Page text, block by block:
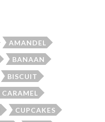
AMANDEL
BANAAN
BISCUIT
CARAMEL
CUPCAKES